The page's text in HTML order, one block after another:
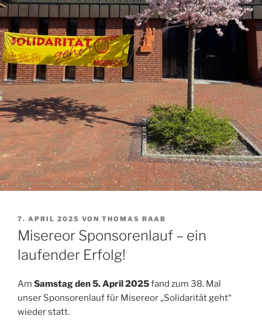
VERÖFFENTLICHT
AM
7. APRIL 2025 VON THOMAS RAAB
Misereor Sponsorenlauf – ein
laufender Erfolg!
Am Samstag den 5. April 2025fand zum 38. Mal
unser Sponsorenlauf für Misereor „Solidarität geht“
wieder statt.